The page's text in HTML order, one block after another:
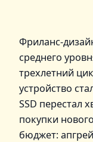
Фриланс-
среднего
трехлетний
устройство
SSD перестал
покупки
бюджет: